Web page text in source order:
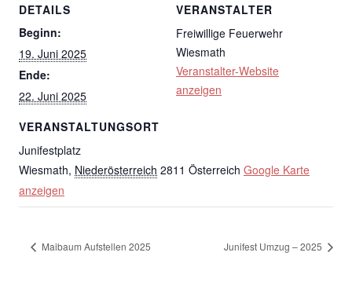
DETAILS
Beginn:
19. Juni 2025
Ende:
22. Juni 2025
VERANSTALTUNGSORT
Junifestplatz
Wiesmath, Niederösterreich 2811 Österreich Google Karte
anzeigen
VERANSTALTER
Freiwillige Feuerwehr
Wiesmath
Veranstalter-Website
anzeigen
Maibaum Aufstellen 2025 Junifest Umzug – 2025